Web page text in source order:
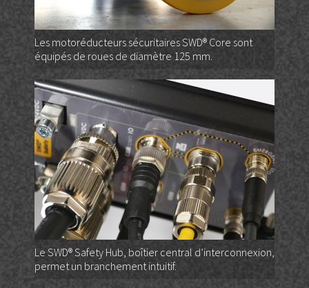
Les motoréducteurs sécuritaires SWD® Core sont
équipés de roues de diamètre 125 mm.
Le SWD® Safety Hub, boîtier central d’interconnexion,
permet un branchement intuitif.